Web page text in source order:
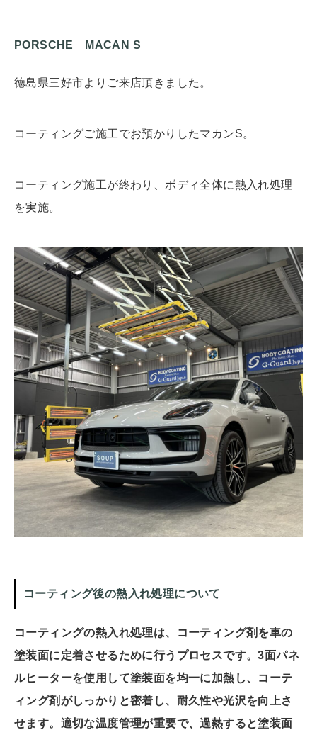
PORSCHE MACAN S
徳島県三好市よりご来店頂きました。
コーティングご施工でお預かりしたマカンS。
コーティング施工が終わり、ボディ全体に熱入れ処理
を実施。
コーティング後の熱入れ処理について
コーティングの熱入れ処理は、コーティング剤を車の
塗装面に定着させるために行うプロセスです。3面パネ
ルヒーターを使用して塗装面を均一に加熱し、コーテ
ィング剤がしっかりと密着し、耐久性や光沢を向上さ
せます。適切な温度管理が重要で、過熱すると塗装面